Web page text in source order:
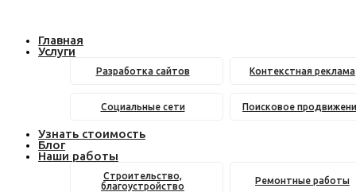
Главная
Услуги
Разработка сайтов Контекстная реклама
Социальные сети Поисковое
Узнать стоимость
Блог
Наши работы
Строительство,
благоустройство
Ремонтные работы